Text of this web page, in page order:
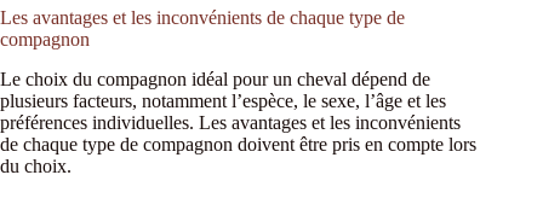
Les avantages et les inconvénients de chaque type de
compagnon
Le choix du compagnon idéal pour un cheval dépend de
plusieurs facteurs, notamment l’espèce, le sexe, l’âge et les
préférences individuelles. Les avantages et les inconvénients
de chaque type de compagnon doivent être pris en compte lors
du choix.